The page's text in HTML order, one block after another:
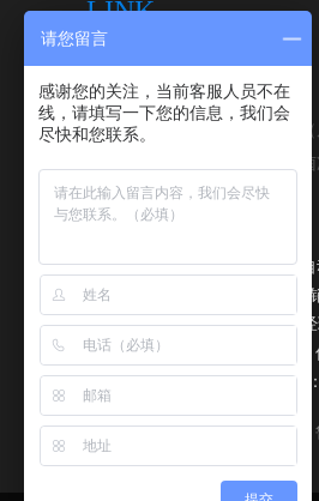
LINK
KEYWORD
桶装水设备 纯净水
杀
打码机喷码机系列
Copyright © 2016,青州市路得
地址：青州市邵庄高庙工业园
理13953635432 销售三部：于
电话：0536-3842997 3842967
网址：www.ldzdhsb.com Email
请您留言
感谢您的关注，当前客服人员不在
线，请填写一下您的信息，我们会
尽快和您联系。